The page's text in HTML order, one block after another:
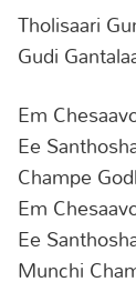
Tholisaari
Gudi
Em
Ee
Champe
Em
Ee
Munchi